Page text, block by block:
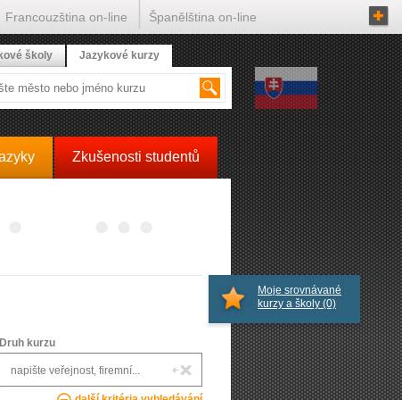
Zkušenosti studentů
Druh kurzu
Moje srovnávané
kurzy a školy (0)
školy Jazykové kurzy
Francouzština on-line Španělština on-line